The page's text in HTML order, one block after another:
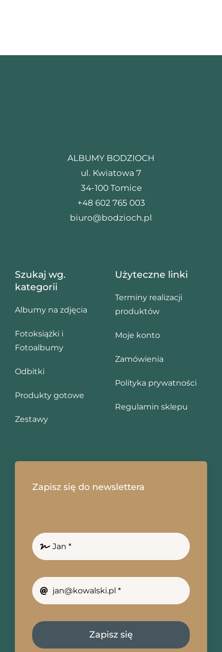
ALBUMY BODZIOCH
ul. Kwiatowa 7
34-100 Tomice
+48 602 765 003
biuro@bodzioch.pl
Szukaj wg.
kategorii
Albumy na zdjęcia
Fotoksiążki i
Fotoalbumy
Odbitki
Produkty gotowe
Zestawy
Użyteczne linki
Terminy realizacji
produktów
Moje konto
Zamówienia
Polityka prywatności
Regulamin sklepu
Zapisz się do newslettera
Zapisz się